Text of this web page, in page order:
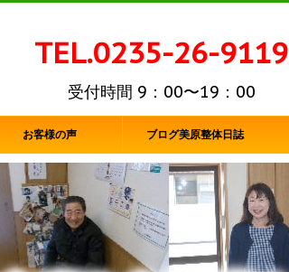
TEL.0235-26-9119
受付時間 9：00〜19：00
お客様の声 ブログ美原整体日誌